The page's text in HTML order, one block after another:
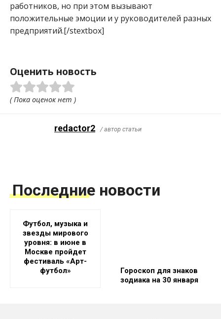
работников, но при этом вызывают
положительные эмоции и у руководителей разных
предприятий.[/stextbox]
Оценить новость
( Пока оценок нет )
redactor2 / автор статьи
Последние новости
Футбол, музыка и
звезды мирового
уровня: в июне в
Москве пройдет
фестиваль «Арт-
футбол»
Гороскоп для знаков
зодиака на 30 января